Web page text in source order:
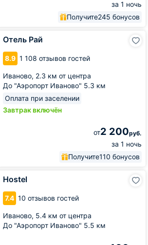
за 1 ночь
Получите245 бонусов
Отель Рай
8.9 1 108 отзывов гостей
Иваново, 2.3 км от центра
До "Аэропорт Иваново" 5.3 км
Оплата при заселении
Завтрак включён
от2 200руб.
за 1 ночь
Получите110 бонусов
Hostel
7.4 10 отзывов гостей
Иваново, 5.4 км от центра
До "Аэропорт Иваново" 5.5 км